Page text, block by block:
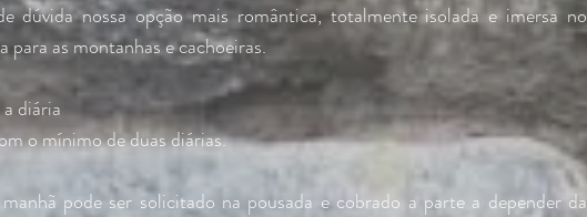
dúvida nossa opção mais romântica, totalmente isolada e imersa no
para as montanhas e cachoeiras.
diária
o mínimo de duas diárias.
pode ser solicitado na pousada e cobrado a parte a depender da